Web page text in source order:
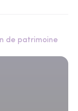
de patrimoine